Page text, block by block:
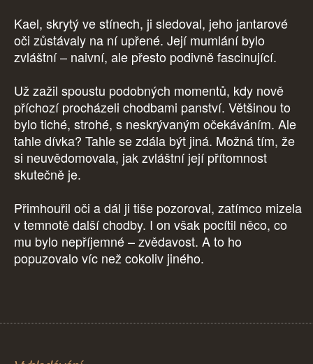
Kael, skrytý ve stínech, ji sledoval, jeho jantarové
oči zůstávaly na ní upřené. Její mumlání bylo
zvláštní – naivní, ale přesto podivně fascinující.
Už zažil spoustu podobných momentů, kdy nově
příchozí procházeli chodbami panství. Většinou to
bylo tiché, strohé, s neskrývaným očekáváním. Ale
tahle dívka? Tahle se zdála být jiná. Možná tím, že
si neuvědomovala, jak zvláštní její přítomnost
skutečně je.
Přimhouřil oči a dál ji tiše pozoroval, zatímco mizela
v temnotě další chodby. I on však pocítil něco, co
mu bylo nepříjemné – zvědavost. A to ho
popuzovalo víc než cokoliv jiného.